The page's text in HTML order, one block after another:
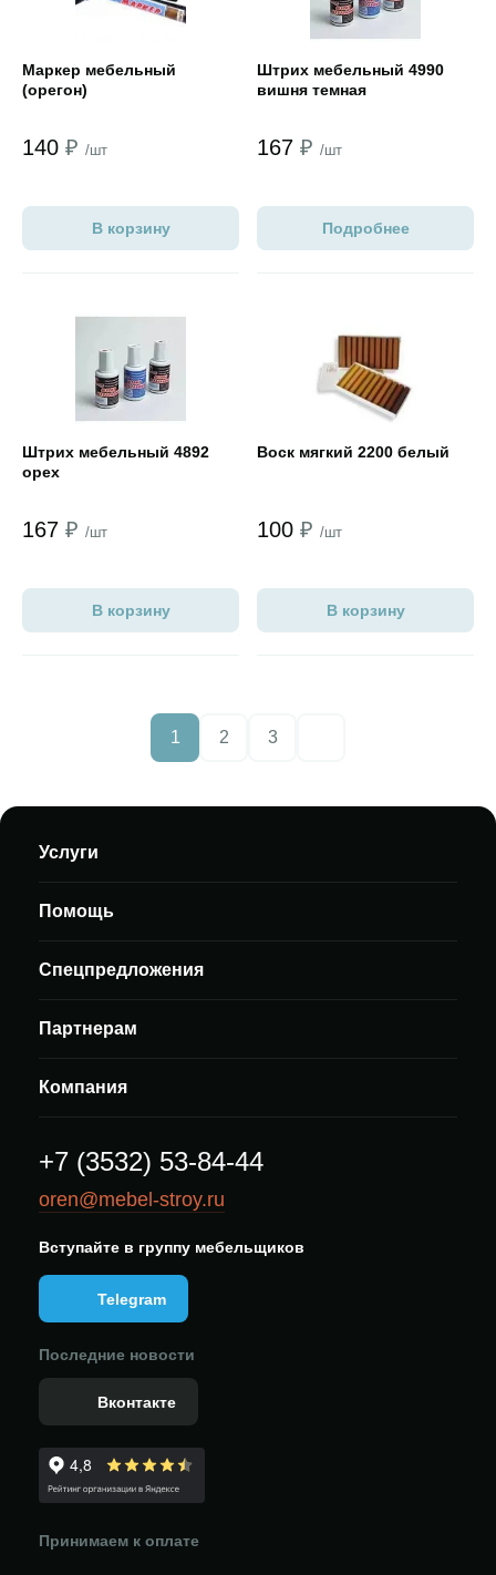
Маркер мебельный
(орегон)
140 ₽ /шт
В корзину
Штрих мебельный 4990
вишня темная
167 ₽ /шт
Подробнее
Штрих мебельный 4892
орех
167 ₽ /шт
Открыть товар
В корзину
Воск мягкий 2200 белый
100 ₽ /шт
В корзину
1 2 3
Услуги
Помощь
Спецпредложения
Партнерам
Компания
+7 (3532) 53-84-44
oren@mebel-stroy.ru
Вступайте в группу мебельщиков
Telegram
Последние новости
Вконтакте
Принимаем к оплате